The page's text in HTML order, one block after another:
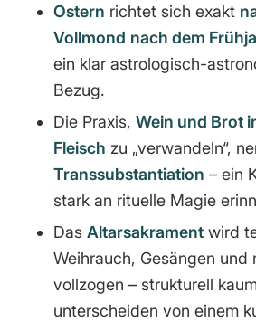
Ostern richtet sich exakt
Vollmond nach dem
ein klar astrologisch-
Bezug.
Die Praxis, Wein und Brot
Fleisch zu „verwandeln“,
Transsubstantiation – ein
stark an rituelle Magie
Das Altarsakramentwird
Weihrauch, Gesängen und
vollzogen – strukturell
unterscheiden von einem